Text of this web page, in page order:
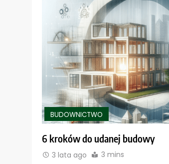
BUDOWNICTWO
6 kroków do udanej budowy
3 lata ago 3 mins